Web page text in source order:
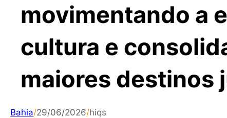
movimentando a
cultura e
maiores destinos
Bahia/29/06/2026/hiqs